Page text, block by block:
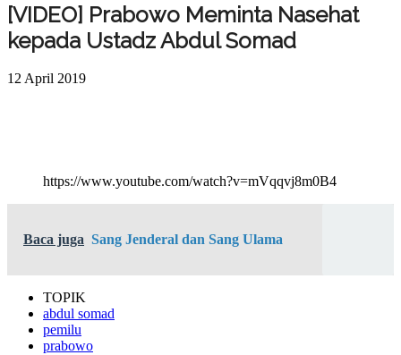
[VIDEO] Prabowo Meminta Nasehat
kepada Ustadz Abdul Somad
12 April 2019
https://www.youtube.com/watch?v=mVqqvj8m0B4
Baca juga Sang Jenderal dan Sang Ulama
TOPIK
abdul somad
pemilu
prabowo